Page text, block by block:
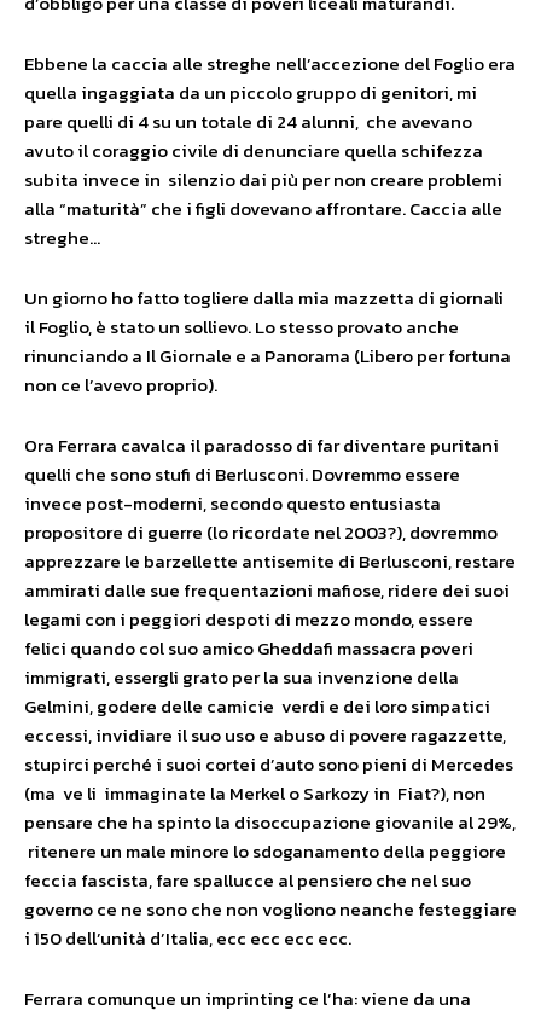
Ebbene la caccia alle streghe nell’accezione del Foglio era
quella ingaggiata da un piccolo gruppo di genitori, mi
pare quelli di 4 su un totale di 24 alunni, che avevano
avuto il coraggio civile di denunciare quella schifezza
subita invece in silenzio dai più per non creare problemi
alla “maturità” che i figli dovevano affrontare. Caccia alle
streghe…
Un giorno ho fatto togliere dalla mia mazzetta di giornali
il Foglio, è stato un sollievo. Lo stesso provato anche
rinunciando a Il Giornale e a Panorama (Libero per fortuna
non ce l’avevo proprio).
Ora Ferrara cavalca il paradosso di far diventare puritani
quelli che sono stufi di Berlusconi. Dovremmo essere
invece post-moderni, secondo questo entusiasta
propositore di guerre (lo ricordate nel 2003?), dovremmo
apprezzare le barzellette antisemite di Berlusconi, restare
ammirati dalle sue frequentazioni mafiose, ridere dei suoi
legami con i peggiori despoti di mezzo mondo, essere
felici quando col suo amico Gheddafi massacra poveri
immigrati, essergli grato per la sua invenzione della
Gelmini, godere delle camicie verdi e dei loro simpatici
eccessi, invidiare il suo uso e abuso di povere ragazzette,
stupirci perché i suoi cortei d’auto sono pieni di Mercedes
(ma ve li immaginate la Merkel o Sarkozy in Fiat?), non
pensare che ha spinto la disoccupazione giovanile al 29%,
ritenere un male minore lo sdoganamento della peggiore
feccia fascista, fare spallucce al pensiero che nel suo
governo ce ne sono che non vogliono neanche festeggiare
i 150 dell’unità d’Italia, ecc ecc ecc ecc.
Ferrara comunque un imprinting ce l’ha: viene da una